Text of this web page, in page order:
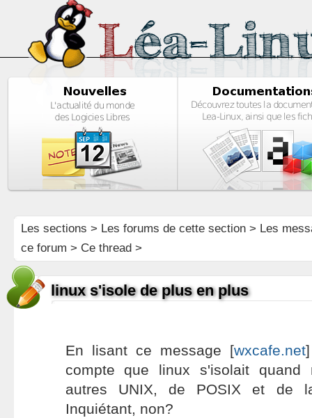
Les sections > Les forums de cette section> Les
ce forum > Ce thread >
linux s'isole de plus en plus
En lisant ce message [wxcafe.net
compte que linux s'isolait
autres UNIX, de POSIX et de
Inquiétant, non?